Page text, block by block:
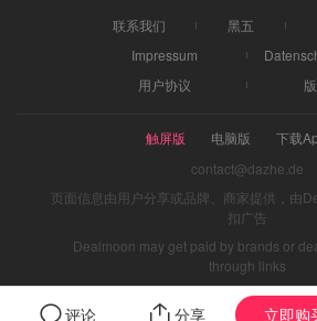
评论 分享 立即购
联系我们 黑五
Impressum
用户协议
触屏版 电脑版
下载
contact@dazhe.de
页面信息由用户分享或品牌、商家提供，由
扣广告
Dealmoon may get paid by brands or
through links